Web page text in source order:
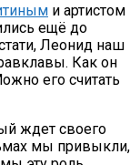
и артистом
ещё до
Леонид наш
Как он
его считать
ждет своего
мы привыкли,